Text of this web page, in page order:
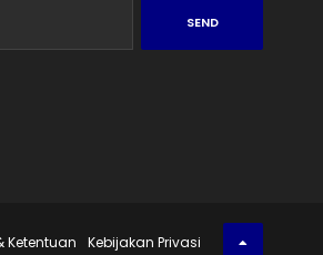
SEND
Ketentuan Kebijakan Privasi